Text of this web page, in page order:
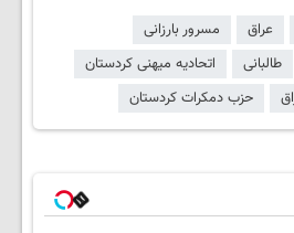
عراق
مسرور بارزانی
طالبانی
اتحادیه میهنی کردستان
حزب دمکرات کردستان